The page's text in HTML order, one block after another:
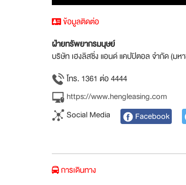
ข้อมูลติดต่อ
ฝ่ายทรัพยากรมนุษย์
บริษัท เฮงลิสซิ่ง แอนด์ แคปปิตอล จำกัด (มห
โทร. 1361 ต่อ 4444
https://www.hengleasing.com
Social Media
Facebook
การเดินทาง